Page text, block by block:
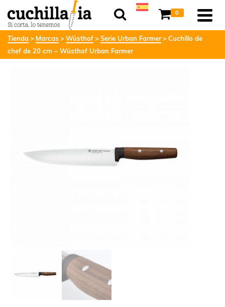
0
Tienda Marcas Wüsthof Serie Urban Farmer
Cuchillo de
chef de 20 cm – Wüsthof Urban Farmer